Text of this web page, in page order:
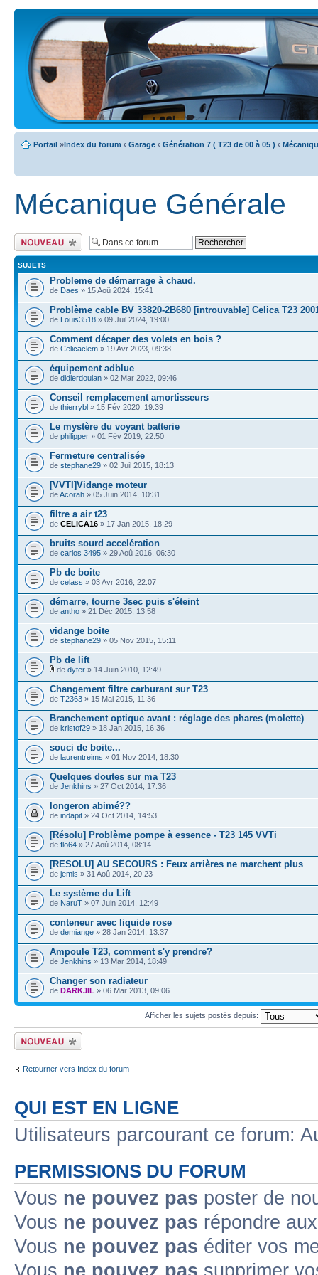
Portail »Index du forum ‹ Garage ‹ Génération 7 ( T23 de 00 à 05 ) ‹
Mécanique Générale
Ecrire un nouveau
sujet
SUJETS
Probleme de démarrage à chaud.
de Daes » 15 Aoû 2024, 15:41
Problème cable BV 33820-2B680 [introuvable] Celica T23
de Louis3518 » 09 Juil 2024, 19:00
Comment décaper des volets en bois ?
de Celicaclem » 19 Avr 2023, 09:38
équipement adblue
de didierdoulan » 02 Mar 2022, 09:46
Conseil remplacement amortisseurs
de thierrybl » 15 Fév 2020, 19:39
Le mystère du voyant batterie
de philipper » 01 Fév 2019, 22:50
Fermeture centralisée
de stephane29 » 02 Juil 2015, 18:13
[VVTI]Vidange moteur
deAcorah » 05 Juin 2014, 10:31
filtre a air t23
de CELICA16 » 17 Jan 2015, 18:29
bruits sourd accelération
de carlos 3495 » 29 Aoû 2016, 06:30
Pb de boite
de celass » 03 Avr 2016, 22:07
démarre, tourne 3sec puis s'éteint
de antho » 21 Déc 2015, 13:58
vidange boite
de stephane29 » 05 Nov 2015, 15:11
Pb de lift
de dyter » 14 Juin 2010, 12:49
Changement filtre carburant sur T23
de T2363 » 15 Mai 2015, 11:36
Branchement optique avant : réglage des phares (molette)
de kristof29 » 18 Jan 2015, 16:36
souci de boite...
de laurentreims » 01 Nov 2014, 18:30
Quelques doutes sur ma T23
de Jenkhins » 27 Oct 2014, 17:36
longeron abimé??
de indapit » 24 Oct 2014, 14:53
[Résolu] Problème pompe à essence - T23 145 VVTi
de flo64 » 27 Aoû 2014, 08:14
[RESOLU] AU SECOURS : Feux arrières ne marchent plus
de jemis » 31 Aoû 2014, 20:23
Le système du Lift
de NaruT » 07 Juin 2014, 12:49
conteneur avec liquide rose
de demiange » 28 Jan 2014, 13:37
Ampoule T23, comment s'y prendre?
de Jenkhins » 13 Mar 2014, 18:49
Changer son radiateur
de DARKJIL » 06 Mar 2013, 09:06
Afficher les sujets postés depuis:
Ecrire un nouveau
sujet
Retourner vers Index du forum
QUI EST EN LIGNE
Utilisateurs parcourant ce forum:
PERMISSIONS DU FORUM
Vous ne pouvez pas poster de
Vous ne pouvez pas répondre
Vous ne pouvez pas éditer vos
Vous ne pouvez pas supprimer